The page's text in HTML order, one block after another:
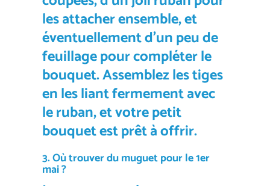
les attacher ensemble, et
éventuellement d’un peu de
feuillage pour compléter le
bouquet. Assemblez les tiges
en les liant fermement avec
le ruban, et votrepetit
bouquetest prêt à offrir.
3. Où trouver dumuguetpour le 1er
mai ?